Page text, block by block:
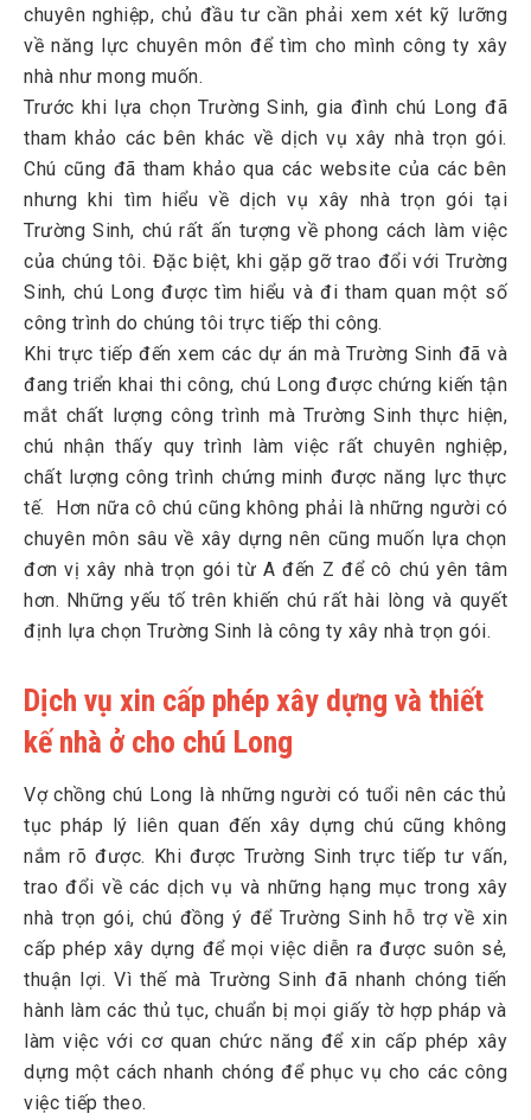
chuyên nghiệp, chủ đầu tư cần phải xem xét kỹ lưỡng
về năng lực chuyên môn để tìm cho mình công ty xây
nhà như mong muốn.
Trước khi lựa chọn Trường Sinh, gia đình chú Long đã
tham khảo các bên khác về dịch vụ xây nhà trọn gói.
Chú cũng đã tham khảo qua các website của các bên
nhưng khi tìm hiểu về dịch vụ xây nhà trọn gói tại
Trường Sinh, chú rất ấn tượng về phong cách làm việc
của chúng tôi. Đặc biệt, khi gặp gỡ trao đổi với Trường
Sinh, chú Long được tìm hiểu và đi tham quan một số
công trình do chúng tôi trực tiếp thi công.
Khi trực tiếp đến xem các dự án mà Trường Sinh đã và
đang triển khai thi công, chú Long được chứng kiến tận
mắt chất lượng công trình mà Trường Sinh thực hiện,
chú nhận thấy quy trình làm việc rất chuyên nghiệp,
chất lượng công trình chứng minh được năng lực thực
tế. Hơn nữa cô chú cũng không phải là những người có
chuyên môn sâu về xây dựng nên cũng muốn lựa chọn
đơn vị xây nhà trọn gói từ A đến Z để cô chú yên tâm
hơn. Những yếu tố trên khiến chú rất hài lòng và quyết
định lựa chọn Trường Sinh là công ty xây nhà trọn gói.
Dịch vụ xin cấp phép xây dựng và thiết
kế nhà ở cho chú Long
Vợ chồng chú Long là những người có tuổi nên các thủ
tục pháp lý liên quan đến xây dựng chú cũng không
nắm rõ được. Khi được Trường Sinh trực tiếp tư vấn,
trao đổi về các dịch vụ và những hạng mục trong xây
nhà trọn gói, chú đồng ý để Trường Sinh hỗ trợ về xin
cấp phép xây dựng để mọi việc diễn ra được suôn sẻ,
thuận lợi. Vì thế mà Trường Sinh đã nhanh chóng tiến
hành làm các thủ tục, chuẩn bị mọi giấy tờ hợp pháp và
làm việc với cơ quan chức năng để xin cấp phép xây
dựng một cách nhanh chóng để phục vụ cho các công
việc tiếp theo.